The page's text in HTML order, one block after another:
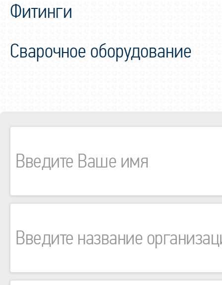
Фитинги
Сварочное оборудование